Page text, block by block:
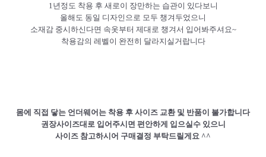
1년정도 착용 후 새로이 장만하는 습관이 있다보니
올해도 동일 디자인으로 모두 챙겨두었으니
소재감 중시하신다면 속옷부터 제대로 챙겨서 입어봐주셔요~
착용감의 레벨이 완전히 달라지실거랍니다
몸에 직접 닿는 언더웨어는 착용 후 사이즈 교환 및 반품이 불가합니다
권장사이즈대로 입어주시면 편안하게 입으실수 있으니
사이즈 참고하시어 구매결정 부탁드릴게요 ^^